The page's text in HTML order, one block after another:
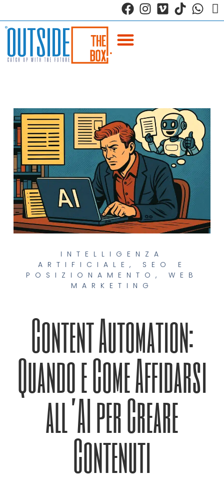
INTELLIGENZA
ARTIFICIALE , SEO E
POSIZIONAMENTO , WEB
MARKETING
Content Automation:
Quando e Come Affidarsi
all’AI per Creare
Contenuti